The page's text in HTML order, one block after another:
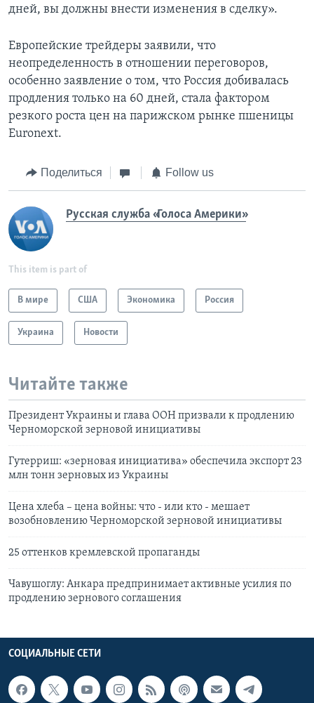
дней, вы должны внести изменения в сделку».
Европейские трейдеры заявили, что
неопределенность в отношении переговоров,
особенно заявление о том, что Россия добивалась
продления только на 60 дней, стала фактором
резкого роста цен на парижском рынке пшеницы
Euronext.
Поделиться Follow us
Русская служба «Голоса Америки»
This item is part of
В мире США Экономика Россия
Украина Новости
Читайте также
Президент Украины и глава ООН призвали к продлению
Черноморской зерновой инициативы
Гутерриш: «зерновая инициатива» обеспечила экспорт 23
млн тонн зерновых из Украины
Цена хлеба – цена войны: что - или кто - мешает
возобновлению Черноморской зерновой инициативы
25 оттенков кремлевской пропаганды
Чавушоглу: Анкара предпринимает активные усилия по
продлению зернового соглашения
СОЦИАЛЬНЫЕ СЕТИ